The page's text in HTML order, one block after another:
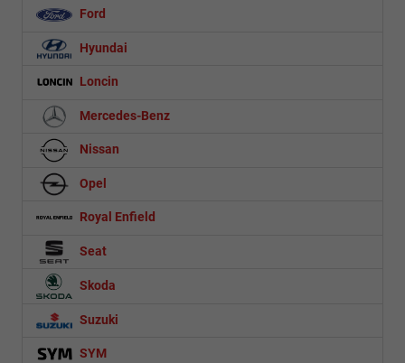
Ford
Hyundai
Loncin
Mercedes-Benz
Nissan
Opel
Royal Enfield
Seat
Skoda
Suzuki
SYM